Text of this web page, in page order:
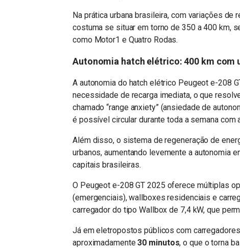
Na prática urbana brasileira, com variações de
costuma se situar em torno de 350 a 400 km,
como Motor1 e Quatro Rodas.
Autonomia hatch elétrico: 400 km com
A autonomia do hatch elétrico Peugeot e-208
necessidade de recarga imediata, o que
chamado “range anxiety” (ansiedade de
é possível circular durante toda a semana com
Além disso, o sistema de regeneração de
urbanos, aumentando levemente a autonomia
capitais brasileiras.
O Peugeot e-208 GT 2025 oferece múltiplas
(emergenciais), wallboxes residenciais e
carregador do tipo Wallbox de 7,4 kW, que
Já em eletropostos públicos com
aproximadamente30 minutos, o que o torna